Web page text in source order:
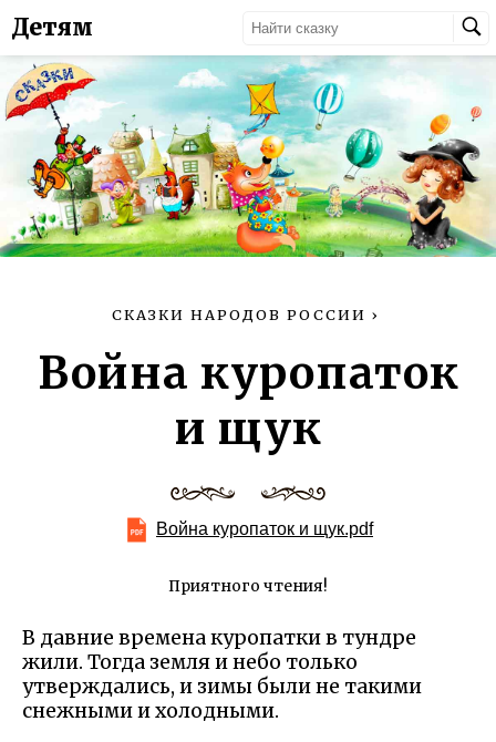
Детям
СКАЗКИ НАРОДОВ РОССИИ ›
Война куропаток
и щук
Война куропаток и щук.pdf
Приятного чтения!
В давние времена куропатки в тундре
жили. Тогда земля и небо только
утверждались, и зимы были не такими
снежными и холодными.